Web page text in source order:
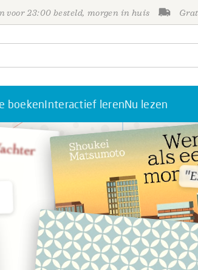
voor 23:00 besteld, morgen in huis
boekenInteractief lerenNu lezen